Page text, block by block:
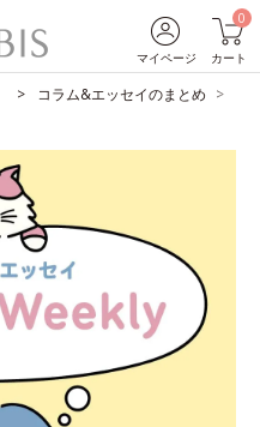
マイページ
0
カート
コラム&エッセイのまとめ